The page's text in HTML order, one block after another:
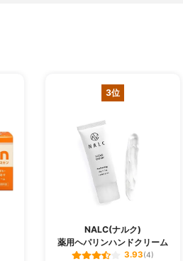
3位
NALC(ナルク)
薬用ヘパリンハンドクリーム
3.93(4)